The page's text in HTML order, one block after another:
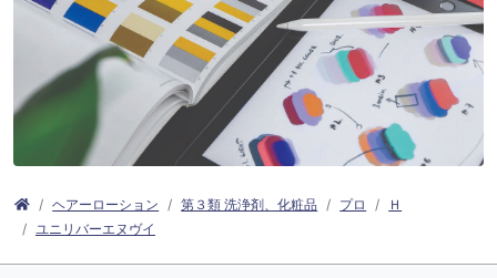
ヘアーローション 第３類 洗浄剤、化粧品 プロ
Ｈ
ユニリバーエヌヴイ